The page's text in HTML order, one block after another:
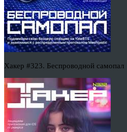
Хакер #323. Беспроводной самопал